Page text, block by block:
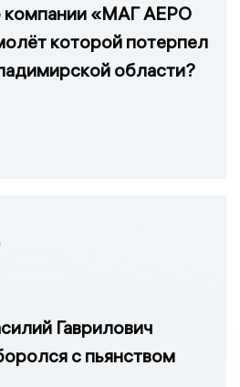
компании «МАГ АЕРО
которой потерпел
области?
Гаврилович
с пьянством